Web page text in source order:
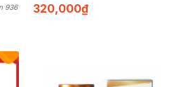
936 320,000₫